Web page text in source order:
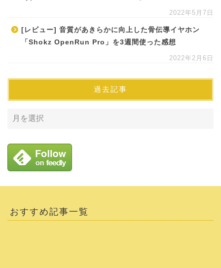
2022年5月7日
[レビュー] 音質があきらかに向上した骨伝導イヤホン
「Shokz OpenRun Pro」を3週間使った感想
2022年2月6日
過去記事
おすすめ記事一覧